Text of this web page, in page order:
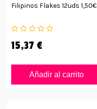
Filipinos Flakes 12uds 1,50€
15,37 €
Añadir al carrito